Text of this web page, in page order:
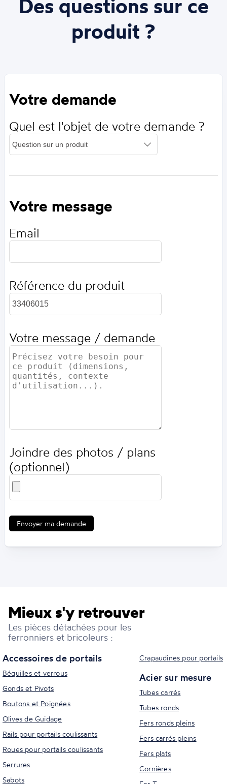
Des questions sur ce
produit ?
Votre demande
Quel est l'objet de votre demande ?
Votre message
Email
Référence du produit
Votre message / demande
Joindre des photos / plans
(optionnel)
Envoyer ma demande
Mieux s'y retrouver
Les pièces détachées pour les
ferronniers et bricoleurs :
Accessoires de portails
Béquilles et verrous
Gonds et Pivots
Boutons et Poignées
Olives de Guidage
Rails pour portails coulissants
Roues pour portails coulissants
Serrures
Sabots
Crapaudines pour portails
Acier sur mesure
Tubes carrés
Tubes ronds
Fers ronds pleins
Fers carrés pleins
Fers plats
Cornières